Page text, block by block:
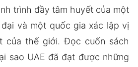
trình đầy tâm huyết của một
và một quốc gia xác lập vị
của thế giới. Đọc cuốn sách
sao UAE đã đạt được những